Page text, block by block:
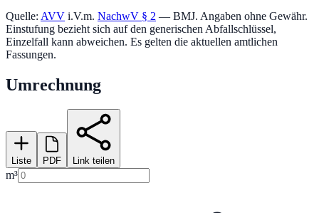
Quelle: AVV i.V.m. NachwV § 2 — BMJ. Angaben ohne Gewähr.
Einstufung bezieht sich auf den generischen Abfallschlüssel,
Einzelfall kann abweichen. Es gelten die aktuellen amtlichen
Fassungen.
Umrechnung
Liste PDF Link teilen
m³